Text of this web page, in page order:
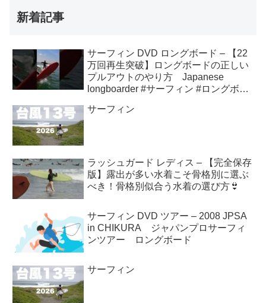
新着記事
サーフィン DVD ロングボード – 【22
万回再生突破】ロングボードの正しい
プルアウトのやり方 Japanese
longboarder #サーフィン #ロングボー
サーフィン
ラッシュガード レディス – 【完全保存
版】露出が多い水着こそ骨格別に選ぶ
べき！骨格別似合う水着の選び方👙
サーフィン DVD ツアー – 2008 JPSA
in CHIKURA ジャパンプロサーフィ
ンツアー ロングボード
サーフィン